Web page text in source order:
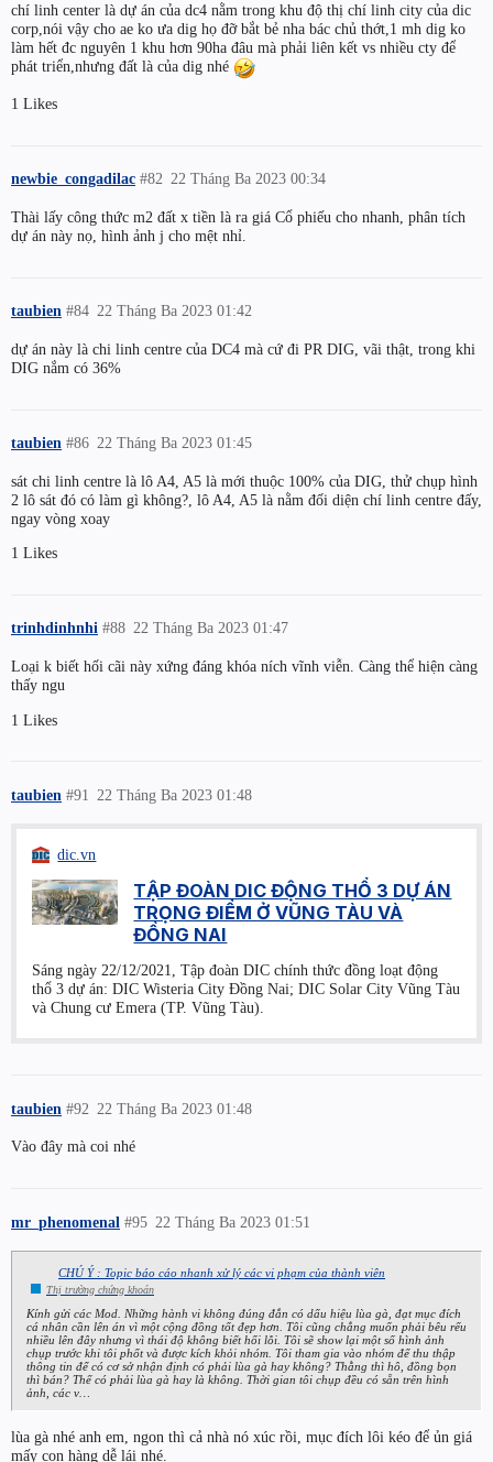
chí linh center là dự án của dc4 nằm trong khu độ thị chí linh city của dic
corp,nói vậy cho ae ko ưa dig họ đỡ bắt bẻ nha bác chủ thớt,1 mh dig ko
làm hết đc nguyên 1 khu hơn 90ha đâu mà phải liên kết vs nhiều cty để
phát triển,nhưng đất là của dig nhé
1 Likes
newbie_congadilac 22 Tháng Ba 2023 00:34
#82
Thài lấy công thức m2 đất x tiền là ra giá Cổ phiếu cho nhanh, phân tích
dự án này nọ, hình ảnh j cho mệt nhỉ.
taubien 22 Tháng Ba 2023 01:42
#84
dự án này là chi linh centre của DC4 mà cứ đi PR DIG, vãi thật, trong khi
DIG nắm có 36%
taubien 22 Tháng Ba 2023 01:45
#86
sát chi linh centre là lô A4, A5 là mới thuộc 100% của DIG, thử chụp hình
2 lô sát đó có làm gì không?, lô A4, A5 là nằm đối diện chí linh centre đấy,
ngay vòng xoay
1 Likes
trinhdinhnhi 22 Tháng Ba 2023 01:47
#88
Loại k biết hối cãi này xứng đáng khóa ních vĩnh viễn. Càng thể hiện càng
thấy ngu
1 Likes
taubien 22 Tháng Ba 2023 01:48
#91
dic.vn
TẬP ĐOÀN DIC ĐỘNG THỔ 3 DỰ ÁN
TRỌNG ĐIỂM Ở VŨNG TÀU VÀ
ĐỒNG NAI
Sáng ngày 22/12/2021, Tập đoàn DIC chính thức đồng loạt động
thổ 3 dự án: DIC Wisteria City Đồng Nai; DIC Solar City Vũng Tàu
và Chung cư Emera (TP. Vũng Tàu).
taubien 22 Tháng Ba 2023 01:48
#92
Vào đây mà coi nhé
mr_phenomenal 22 Tháng Ba 2023 01:51
#95
CHÚ Ý : Topic báo cáo nhanh xử lý các vi phạm của thành viên
Thị trường chứng khoán
Kính gửi các Mod. Những hành vi không đúng đắn có dấu hiệu lùa gà, đạt mục đích
cá nhân cần lên án vì một cộng đồng tốt đẹp hơn. Tôi cũng chẳng muốn phải bêu rếu
nhiều lên đây nhưng vì thái độ không biết hối lỗi. Tôi sẽ show lại một số hình ảnh
chụp trước khi tôi phốt và được kích khỏi nhóm. Tôi tham gia vào nhóm để thu thập
thông tin để có cơ sở nhận định có phải lùa gà hay không? Thằng thì hô, đồng bọn
thì bán? Thế có phải lùa gà hay là không. Thời gian tôi chụp đều có sẵn trên hình
ảnh, các v…
lùa gà nhé anh em, ngon thì cả nhà nó xúc rồi, mục đích lôi kéo để ủn giá
mấy con hàng dễ lái nhé.